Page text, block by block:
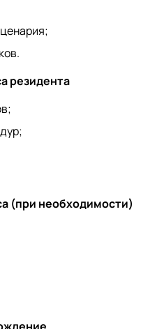
резидента
(при необходимости)